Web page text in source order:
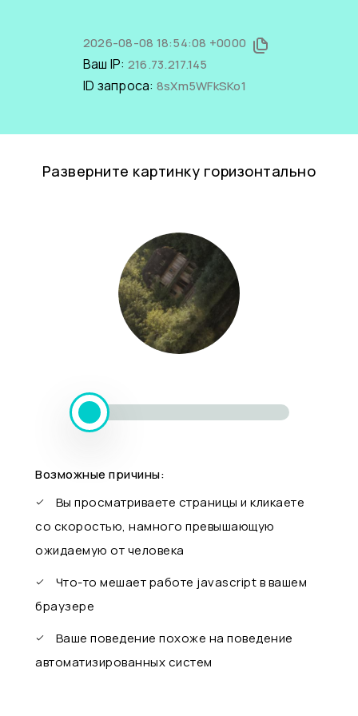
2026-08-08 18:54:08 +0000
Ваш IP: 216.73.217.145
ID запроса: 8sXm5WFkSKo1
Разверните картинку горизонтально
Возможные причины:
Вы просматриваете страницы и кликаете
со скоростью, намного превышающую
ожидаемую от человека
Что-то мешает работе javascript в вашем
браузере
Ваше поведение похоже на поведение
автоматизированных систем